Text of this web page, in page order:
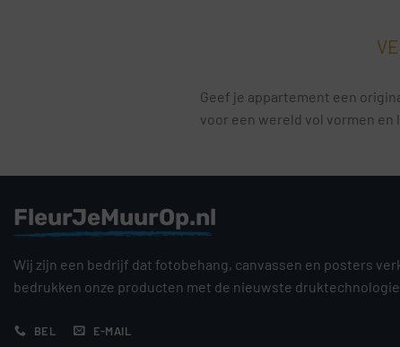
Geef je appartement een
voor een wereld vol vormen
FleurJeMuurOp.nl
Wij zijn een bedrijf dat fotobehang, canvassen en posters
bedrukken onze producten met de nieuwste druktechnologie.
BEL E-MAIL